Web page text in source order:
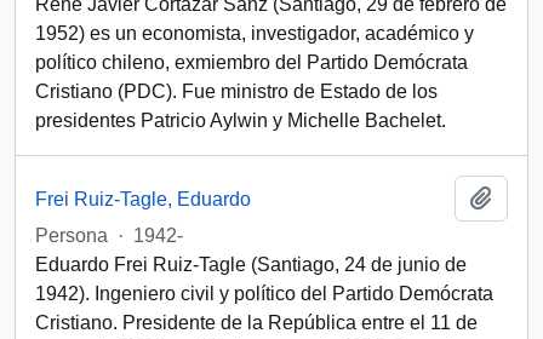
René Javier Cortázar Sanz (Santiago, 29 de febrero de
1952) es un economista, investigador, académico y
político chileno, exmiembro del Partido Demócrata
Cristiano (PDC). Fue ministro de Estado de los
presidentes Patricio Aylwin y Michelle Bachelet.
Frei Ruiz-Tagle, Eduardo
Persona
· 1942-
Eduardo Frei Ruiz-Tagle (Santiago, 24 de junio de
1942). Ingeniero civil y político del Partido Demócrata
Cristiano. Presidente de la República entre el 11 de